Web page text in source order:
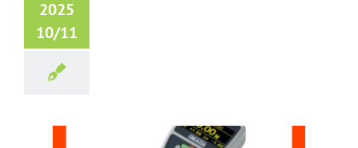
2025
10/11